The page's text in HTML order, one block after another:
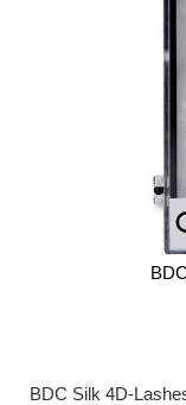
der
BDC Silk 4D-